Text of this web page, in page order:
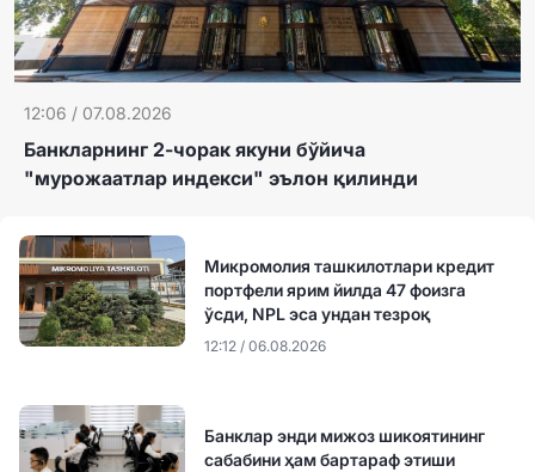
Банкларнинг 2-чорак якуни бўйича
"мурожаатлар индекси" эълон қилинди
12:06 / 07.08.2026
Микромолия ташкилотлари кредит
портфели ярим йилда 47 фоизга
ўсди, NPL эса ундан тезроқ
12:12 / 06.08.2026
Банклар энди мижоз шикоятининг
сабабини ҳам бартараф этиши